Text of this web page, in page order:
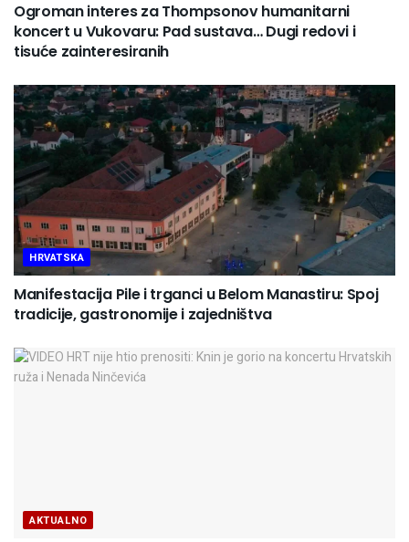
Ogroman interes za Thompsonov humanitarni
koncert u Vukovaru: Pad sustava… Dugi redovi i
tisuće zainteresiranih
HRVATSKA
Manifestacija Pile i trganci u Belom Manastiru: Spoj
tradicije, gastronomije i zajedništva
AKTUALNO